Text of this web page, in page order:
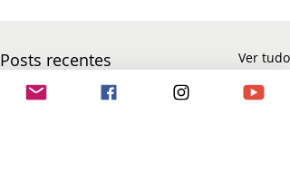
Posts recentes Ver tudo